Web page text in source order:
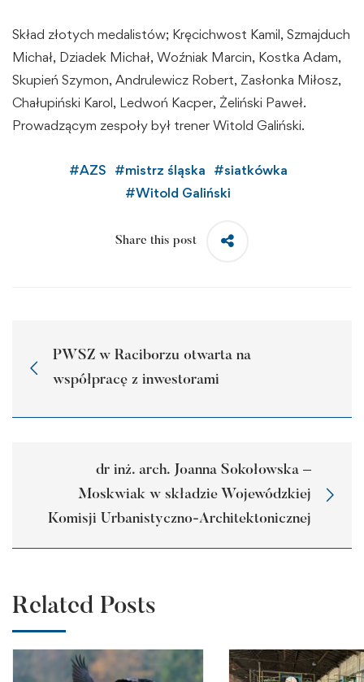
Skład złotych medalistów; Kręcichwost Kamil, Szmajduch
Michał, Dziadek Michał, Woźniak Marcin, Kostka Adam,
Skupień Szymon, Andrulewicz Robert, Zasłonka Miłosz,
Chałupiński Karol, Ledwoń Kacper, Żeliński Paweł.
Prowadzącym zespoły był trener Witold Galiński.
#AZS #mistrz śląska #siatkówka
#Witold Galiński
Share this post
PWSZ w Raciborzu otwarta na
współpracę z inwestorami
dr inż. arch. Joanna Sokołowska –
Moskwiak w składzie Wojewódzkiej
Komisji Urbanistyczno-Architektonicznej
Related Posts